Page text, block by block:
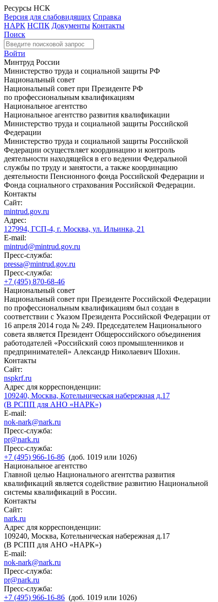
Ресурсы НСК
Версия для слабовидящих Справка
НАРК НСПК Документы Контакты
Поиск
Войти
Минтруд России
Министерство труда и социальной защиты РФ
Национальный совет
Национальный совет при Президенте РФ
по профессиональным квалификациям
Национальное агентство
Национальное агентство развития квалификации
Министерство труда и социальной защиты Российской
Федерации
Министерство труда и социальной защиты Российской
Федерации осуществляет координацию и контроль
деятельности находящейся в его ведении Федеральной
службы по труду и занятости, а также координацию
деятельности Пенсионного фонда Российской Федерации и
Фонда социального страхования Российской Федерации.
Контакты
Сайт:
mintrud.gov.ru
Адрес:
127994, ГСП-4, г. Москва, ул. Ильинка, 21
E-mail:
mintrud@mintrud.gov.ru
Пресс-служба:
pressa@mintrud.gov.ru
Пресс-служба:
+7 (495) 870-68-46
Национальный совет
Национальный совет при Президенте Российской Федерации
по профессиональным квалификациям был создан в
соответствии с Указом Президента Российской Федерации от
16 апреля 2014 года № 249. Председателем Национального
совета является Президент Общероссийского объединения
работодателей «Российский союз промышленников и
предпринимателей» Александр Николаевич Шохин.
Контакты
Сайт:
nspkrf.ru
Адрес для корреспонденции:
109240, Москва, Котельническая набережная д.17
(В РСПП для АНО «НАРК»)
E-mail:
nok-nark@nark.ru
Пресс-служба:
pr@nark.ru
Пресс-служба:
+7 (495) 966-16-86 (доб. 1019 или 1026)
Национальное агентство
Главной целью Национального агентства развития
квалификаций является содействие развитию Национальной
системы квалификаций в России.
Контакты
Сайт:
nark.ru
Адрес для корреспонденции:
109240, Москва, Котельническая набережная д.17
(В РСПП для АНО «НАРК»)
E-mail:
nok-nark@nark.ru
Пресс-служба:
pr@nark.ru
Пресс-служба:
+7 (495) 966-16-86 (доб. 1019 или 1026)